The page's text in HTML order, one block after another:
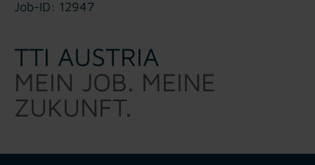
Job-ID: 12947
TTI AUSTRIA
MEIN JOB. MEINE
ZUKUNFT.